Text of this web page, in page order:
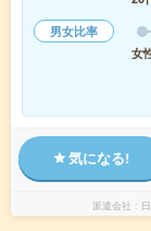
男女比率
女
気になる!
派遣会社